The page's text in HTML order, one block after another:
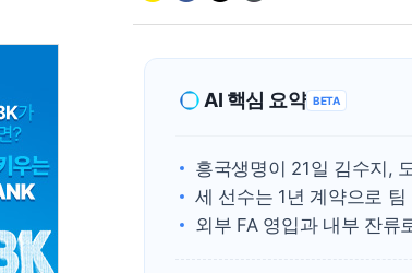
AI 핵심 요약 BETA
흥국생명이 21일 김수지,
세 선수는 1년 계약으로
외부 FA 영입과 내부 잔